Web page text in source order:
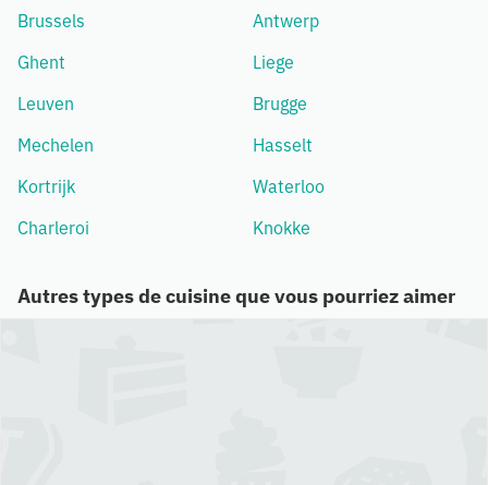
Brussels
Antwerp
Ghent
Liege
Leuven
Brugge
Mechelen
Hasselt
Kortrijk
Waterloo
Charleroi
Knokke
Autres types de cuisine que vous pourriez aimer